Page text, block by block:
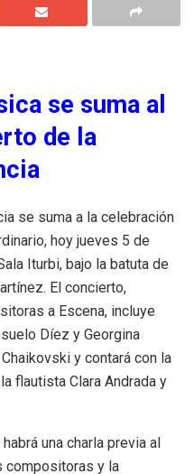
se suma al
de la
se suma a la celebración
hoy jueves 5 de
Iturbi, bajo la batuta de
El concierto,
a Escena, incluye
Díez y Georgina
y contará con la
flautista Clara Andrada y
una charla previa al
compositoras y la